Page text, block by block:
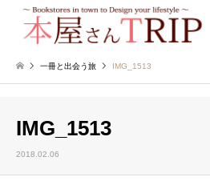
一冊と出会う旅 IMG_1513
IMG_1513
2018.02.06